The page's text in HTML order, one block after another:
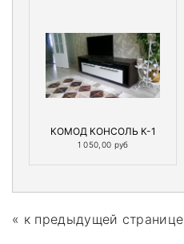
КОМОД КОНСОЛЬ К-1
1 050,00 руб
« к предыдущей странице